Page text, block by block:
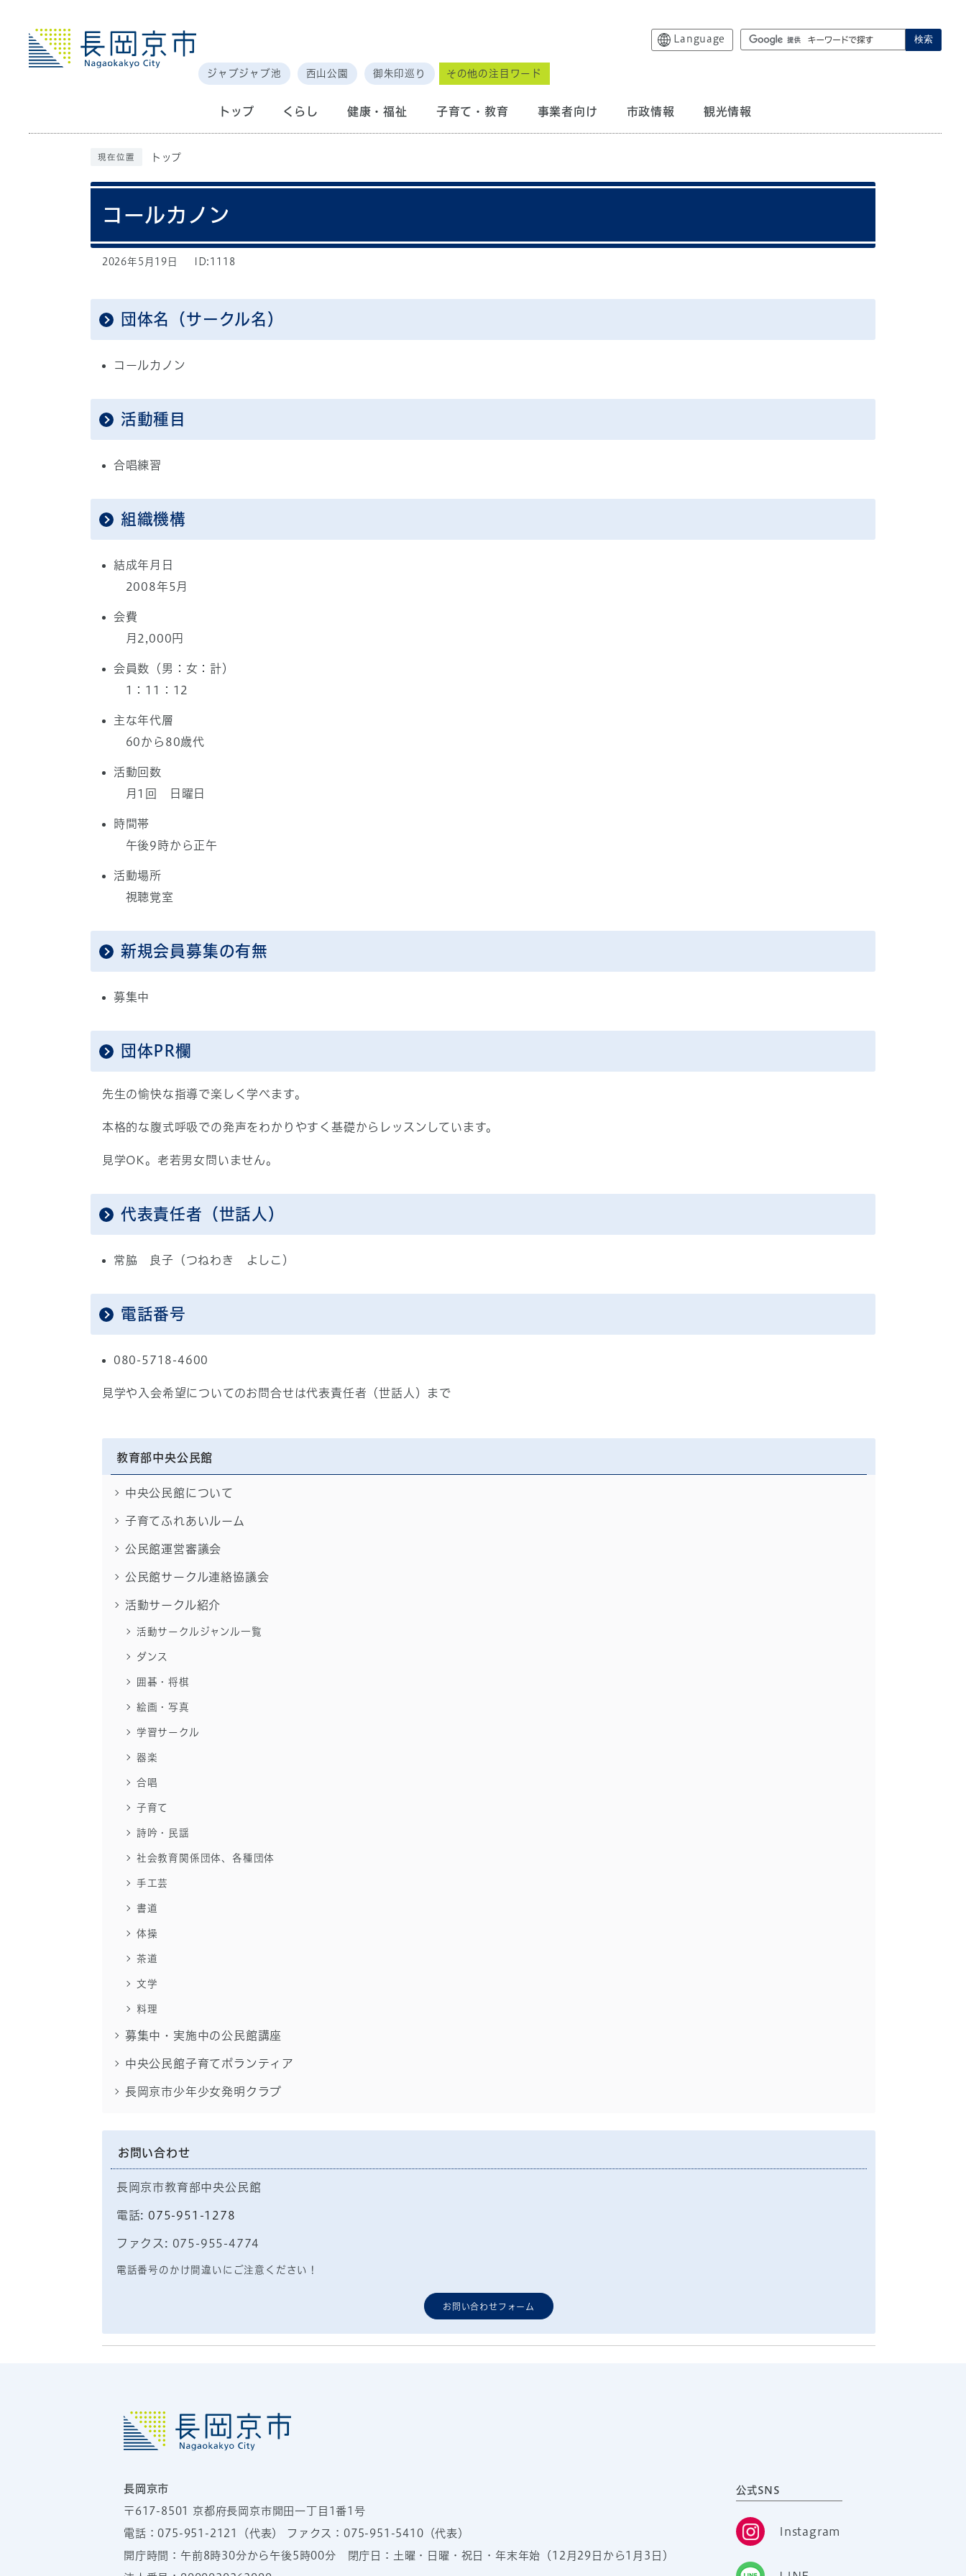
Language 検索
ジャブジャブ池 西山公園 御朱印巡り その他の注目ワード
トップ くらし 健康・福祉 子育て・教育 事業者向け 市政情報 観光情報
現在位置 トップ
コールカノン
2026年5月19日 ID:1118
団体名（サークル名）
コールカノン
活動種目
合唱練習
組織機構
結成年月日
2008年5月
会費
月2,000円
会員数（男：女：計）
1：11：12
主な年代層
60から80歳代
活動回数
月1回 日曜日
時間帯
午後9時から正午
活動場所
視聴覚室
新規会員募集の有無
募集中
団体PR欄
先生の愉快な指導で楽しく学べます。
本格的な腹式呼吸での発声をわかりやすく基礎からレッスンしています。
見学OK。老若男女問いません。
代表責任者（世話人）
常脇 良子（つねわき よしこ）
電話番号
080-5718-4600
見学や入会希望についてのお問合せは代表責任者（世話人）まで
教育部中央公民館
中央公民館について
子育てふれあいルーム
公民館運営審議会
公民館サークル連絡協議会
活動サークル紹介
活動サークルジャンル一覧
ダンス
囲碁・将棋
絵画・写真
学習サークル
器楽
合唱
子育て
詩吟・民謡
社会教育関係団体、各種団体
手工芸
書道
体操
茶道
文学
料理
募集中・実施中の公民館講座
中央公民館子育てボランティア
長岡京市少年少女発明クラブ
お問い合わせ
長岡京市教育部中央公民館
電話: 075-951-1278
ファクス: 075-955-4774
電話番号のかけ間違いにご注意ください！
お問い合わせフォーム
長岡京市
〒617-8501 京都府長岡京市開田一丁目1番1号
電話：075-951-2121 （代表） ファクス：075-951-5410（代表）
開庁時間：午前8時30分から午後5時00分 閉庁日：土曜・日曜・祝日・年末年始（12月29日から1月3日）
公式SNS
Instagram